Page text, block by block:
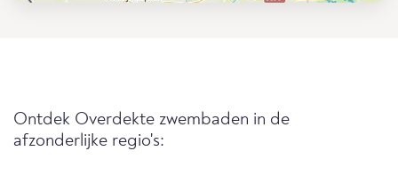
Ontdek Overdekte zwembaden in de
afzonderlijke regio's: